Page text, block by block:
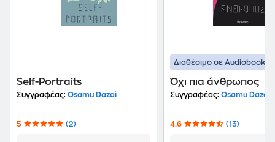
Self-Portraits
Συγγραφέας: Osamu Dazai
5 (2)
Διαθέσιμο σε Audiobook
Όχι πια άνθρωπος
Συγγραφέας: Osamu Dazai
4.6 (13)